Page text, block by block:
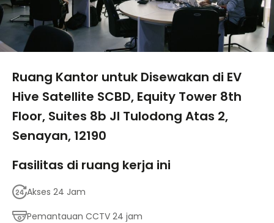
Ruang Kantor untuk Disewakan di EV
Hive Satellite SCBD, Equity Tower 8th
Floor, Suites 8b Jl Tulodong Atas 2,
Senayan, 12190
Fasilitas di ruang kerja ini
Akses 24 Jam
Pemantauan CCTV 24 jam